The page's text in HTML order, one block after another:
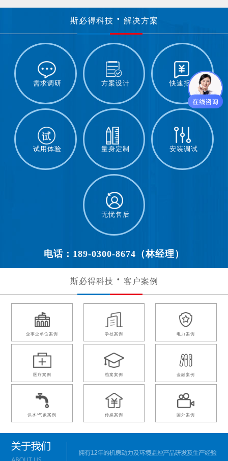
斯必得科技 解决方案
需求调研 方案设计 快速报价
试用体验 量身定制 安装调试
无忧售后
电话：189-0300-8674（林经理）
斯必得科技 客户案例
企事业单位案例 学校案例 电力案例
医疗案例 档案案例 金融案例
供水/气象案例 传媒案例 国外案例